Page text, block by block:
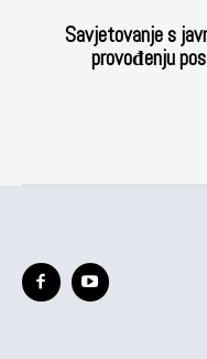
Savjetovanje s
provođenju